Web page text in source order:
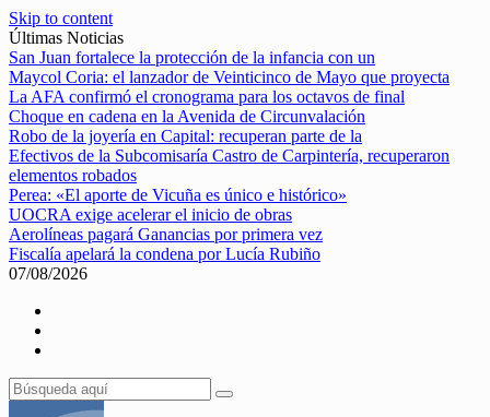
Skip to content
Últimas Noticias
San Juan fortalece la protección de la infancia con un
Maycol Coria: el lanzador de Veinticinco de Mayo que proyecta
La AFA confirmó el cronograma para los octavos de final
Choque en cadena en la Avenida de Circunvalación
Robo de la joyería en Capital: recuperan parte de la
Efectivos de la Subcomisaría Castro de Carpintería, recuperaron
elementos robados
Perea: «El aporte de Vicuña es único e histórico»
UOCRA exige acelerar el inicio de obras
Aerolíneas pagará Ganancias por primera vez
Fiscalía apelará la condena por Lucía Rubiño
07/08/2026